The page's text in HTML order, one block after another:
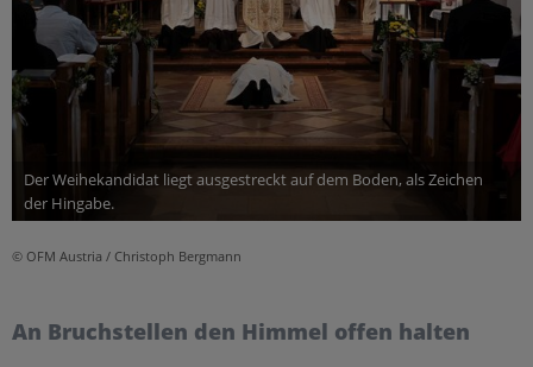
Der Weihekandidat liegt ausgestreckt auf dem Boden, als Zeichen
der Hingabe.
© OFM Austria / Christoph Bergmann
An Bruchstellen den Himmel offen halten